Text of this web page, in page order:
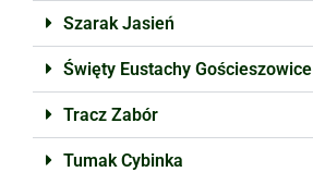
Szarak Jasień
Święty Eustachy Gościeszowice
Tracz Zabór
Tumak Cybinka